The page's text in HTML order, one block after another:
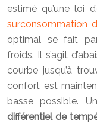
estimé qu’une loi
surconsommation
optimal se fait
froids. Il s’agit
courbe jusqu’à
confort est
basse possible.
différentiel de